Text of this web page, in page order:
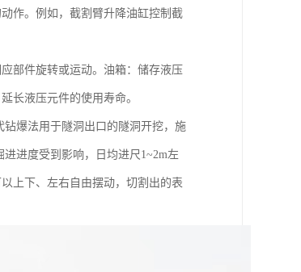
作。例如，截割臂升降油缸控制截
部件旋转或运动。油箱：储存液压
长液压元件的使用寿命。
爆法用于隧洞出口的隧洞开挖，施
进度受到影响，日均进尺1~2m左
上下、左右自由摆动，切割出的表